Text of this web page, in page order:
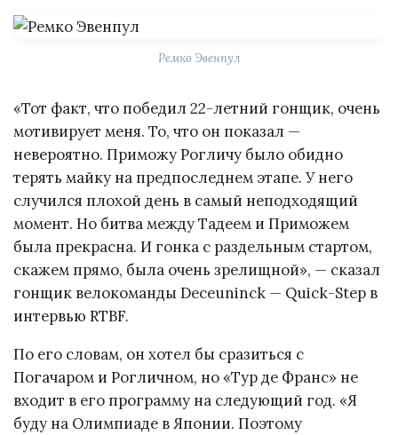
Ремко Эвенпул
«Тот факт, что победил 22-летний гонщик, очень
мотивирует меня. То, что он показал —
невероятно. Приможу Рогличу было обидно
терять майку на предпоследнем этапе. У него
случился плохой день в самый неподходящий
момент. Но битва между Тадеем и Приможем
была прекрасна. И гонка с раздельным стартом,
скажем прямо, была очень зрелищной», — сказал
гонщик велокоманды Deceuninck — Quick-Step в
интервью RTBF.
По его словам, он хотел бы сразиться с
Погачаром и Рогличном, но «Тур де Франс» не
входит в его программу на следующий год. «Я
буду на Олимпиаде в Японии. Поэтому